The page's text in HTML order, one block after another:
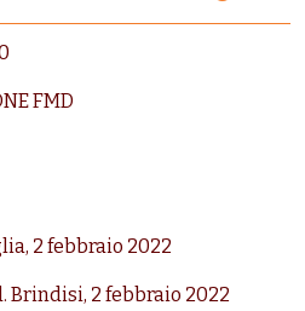
FMD
2 febbraio 2022
Brindisi, 2 febbraio 2022